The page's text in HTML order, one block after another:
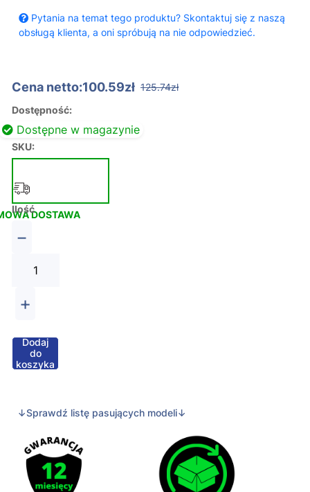
Pytania na temat tego produktu? Skontaktuj się z naszą
obsługą klienta, a oni spróbują na nie odpowiedzieć.
Cena netto:100.59zł 125.74zł
Dostępność:
Dostępne w magazynie
SKU:
DOSTAWA
Ilość
−
+
Dodaj
do
koszyka
↓Sprawdź listę pasujących modeli↓